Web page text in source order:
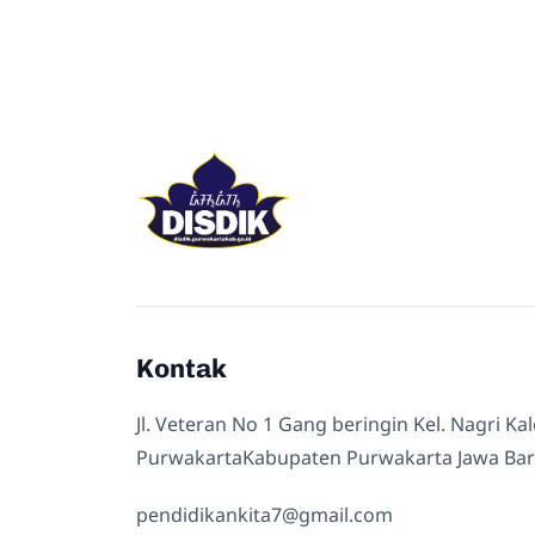
Kontak
Jl. Veteran No 1 Gang beringin Kel. Nagri
PurwakartaKabupaten Purwakarta Jawa
pendidikankita7@gmail.com